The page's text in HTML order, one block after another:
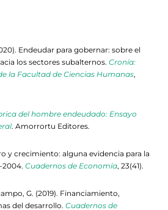
Endeudar para gobernar: sobre el
los sectores subalternos. Cronía:
la Facultad de Ciencias Humanas,
del hombre endeudado: Ensayo
. Amorrortu Editores.
y crecimiento: alguna evidencia para la
2004. Cuadernos de Economía, 23(41).
G. (2019). Financiamiento,
del desarrollo. Cuadernos de